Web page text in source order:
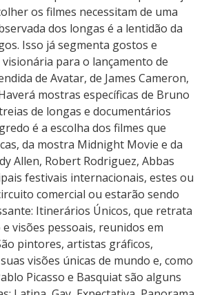
os filmes necessitam de uma
dos longas é a lentidão da
Isso já segmenta gostos e
para o lançamento de
de Avatar, de James Cameron,
mostras específicas de Bruno
de longas e documentários
é a escolha dos filmes que
da mostra Midnight Movie e da
Allen, Robert Rodriguez, Abbas
festivais internacionais, estes ou
comercial ou estarão sendo
Itinerários Únicos, que retrata
visões pessoais, reunidos em
pintores, artistas gráficos,
visões únicas de mundo e, como
Picasso e Basquiat são alguns